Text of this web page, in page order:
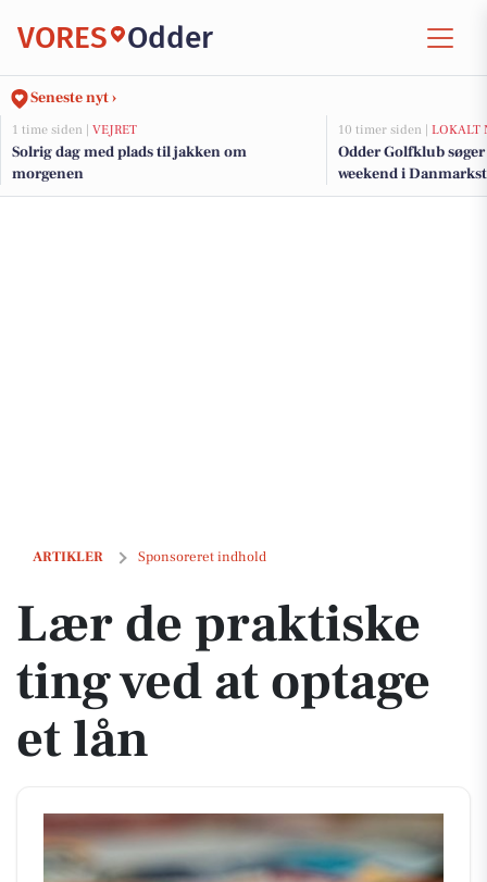
VORES Odder
Seneste nyt ›
1 time siden | VEJRET
Solrig dag med plads til jakken om
morgenen
10 timer siden | LOKALT
Odder Golfklub
weekend i
ARTIKLER Sponsoreret indhold
Lær de praktiske ting ved at optage et lån
Lær de praktiske
ting ved at optage
et lån